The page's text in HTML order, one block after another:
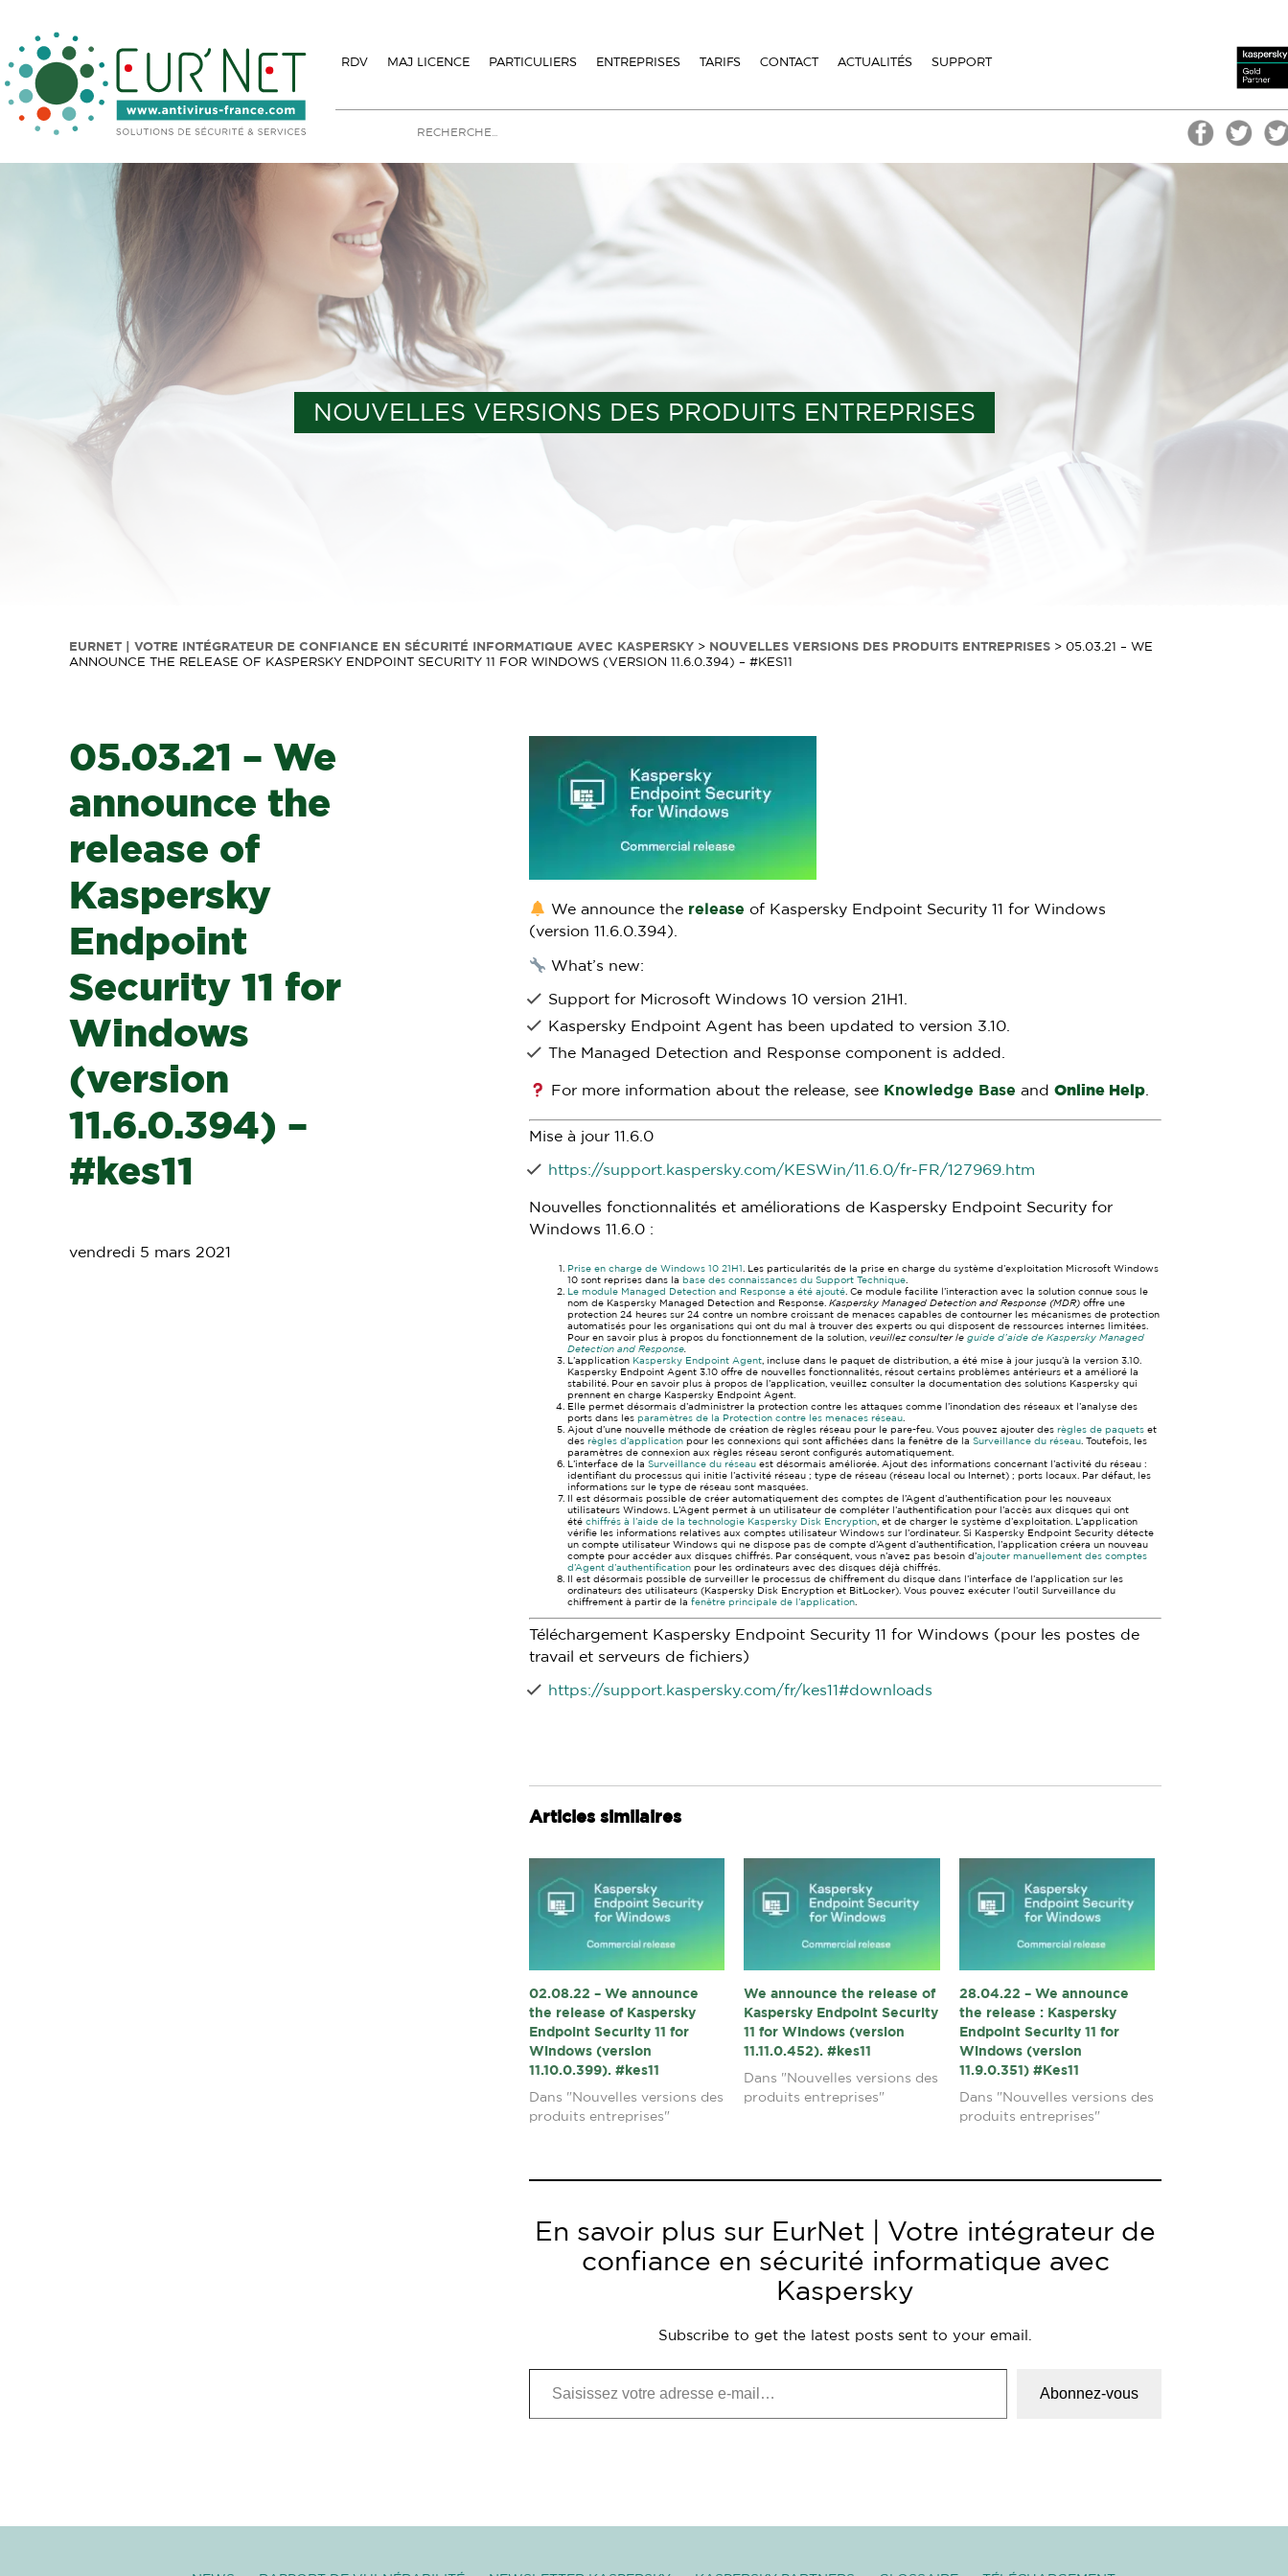
RDV MAJ LICENCE PARTICULIERS ENTREPRISES TARIFS CONTACT ACTUALITÉS SUPPORT
NOUVELLES VERSIONS DES PRODUITS ENTREPRISES
EURNET | VOTRE INTÉGRATEUR DE CONFIANCE EN SÉCURITÉ INFORMATIQUE AVEC KASPERSKY > NOUVELLES VERSIONS DES PRODUITS ENTREPRISES > 05.03.21 – WE
ANNOUNCE THE RELEASE OF KASPERSKY ENDPOINT SECURITY 11 FOR WINDOWS (VERSION 11.6.0.394) – #KES11
05.03.21 – We
announce the
release of
Kaspersky
Endpoint
Security 11 for
Windows
(version
11.6.0.394) –
#kes11
vendredi 5 mars 2021
We announce the release of Kaspersky Endpoint Security 11 for Windows
(version 11.6.0.394).
What’s new:
Support for Microsoft Windows 10 version 21H1.
Kaspersky Endpoint Agent has been updated to version 3.10.
The Managed Detection and Response component is added.
For more information about the release, see Knowledge Base andOnline Help
Mise à jour 11.6.0
https://support.kaspersky.com/KESWin/11.6.0/fr-FR/127969.htm
Nouvelles fonctionnalités et améliorations de Kaspersky Endpoint Security for
Windows 11.6.0 :
Prise en charge de Windows 10 21H1 . Les particularités de la prise en charge du système d’exploitation Microsoft Windows
10 sont reprises dans la base des connaissances du Support Technique.
Le module Managed Detection and Response a été ajouté. Ce module facilite l’interaction avec la solution connue sous le
nom de Kaspersky Managed Detection and Response. Kaspersky Managed Detection and Response (MDR) offre une
protection 24 heures sur 24 contre un nombre croissant de menaces capables de contourner les mécanismes de protection
automatisés pour les organisations qui ont du mal à trouver des experts ou qui disposent de ressources internes limitées.
Pour en savoir plus à propos du fonctionnement de la solution, veuillez consulter le guide d’aide de Kaspersky Managed
Detection and Response.
L’application Kaspersky Endpoint Agent, incluse dans le paquet de distribution, a été mise à jour jusqu’à la version 3.10.
Kaspersky Endpoint Agent 3.10 offre de nouvelles fonctionnalités, résout certains problèmes antérieurs et a amélioré la
stabilité. Pour en savoir plus à propos de l’application, veuillez consulter la documentation des solutions Kaspersky qui
prennent en charge Kaspersky Endpoint Agent.
Elle permet désormais d’administrer la protection contre les attaques comme l’inondation des réseaux et l’analyse des
ports dans les paramètres de la Protection contre les menaces réseau.
Ajout d’une nouvelle méthode de création de règles réseau pour le pare-feu. Vous pouvez ajouter des règles de paquets et
des règles d’application pour les connexions qui sont affichées dans la fenêtre de la Surveillance du réseau. Toutefois, les
paramètres de connexion aux règles réseau seront configurés automatiquement.
L’interface de la Surveillance du réseau est désormais améliorée. Ajout des informations concernant l’activité du réseau :
identifiant du processus qui initie l’activité réseau ; type de réseau (réseau local ou Internet) ; ports locaux. Par défaut, les
informations sur le type de réseau sont masquées.
Il est désormais possible de créer automatiquement des comptes de l’Agent d’authentification pour les nouveaux
utilisateurs Windows. L’Agent permet à un utilisateur de compléter l’authentification pour l’accès aux disques qui ont
été chiffrés à l’aide de la technologie Kaspersky Disk Encryption, et de charger le système d’exploitation. L’application
vérifie les informations relatives aux comptes utilisateur Windows sur l’ordinateur. Si Kaspersky Endpoint Security détecte
un compte utilisateur Windows qui ne dispose pas de compte d’Agent d’authentification, l’application créera un nouveau
compte pour accéder aux disques chiffrés. Par conséquent, vous n’avez pas besoin d’ajouter manuellement des comptes
d’Agent d’authentification pour les ordinateurs avec des disques déjà chiffrés.
Il est désormais possible de surveiller le processus de chiffrement du disque dans l’interface de l’application sur les
ordinateurs des utilisateurs (Kaspersky Disk Encryption et BitLocker). Vous pouvez exécuter l’outil Surveillance du
chiffrement à partir de la fenêtre principale de l’application.
Téléchargement Kaspersky Endpoint Security 11 for Windows (pour les postes de
travail et serveurs de fichiers)
https://support.kaspersky.com/fr/kes11#downloads
Articles similaires
02.08.22 – We announce
the release of Kaspersky
Endpoint Security 11 for
Windows (version
11.10.0.399). #kes11
Dans "Nouvelles versions des
produits entreprises"
We announce the release of
Kaspersky Endpoint Security
11 for Windows (version
11.11.0.452). #kes11
Dans "Nouvelles versions des
produits entreprises"
28.04.22 – We announce
the release : Kaspersky
Endpoint Security 11 for
Windows (version
11.9.0.351) #Kes11
Dans "Nouvelles versions des
produits entreprises"
En savoir plus sur EurNet | Votre intégrateur de
confiance en sécurité informatique avec
Kaspersky
Subscribe to get the latest posts sent to your email.
Saisissez votre adresse e-mail…
Abonnez-vous